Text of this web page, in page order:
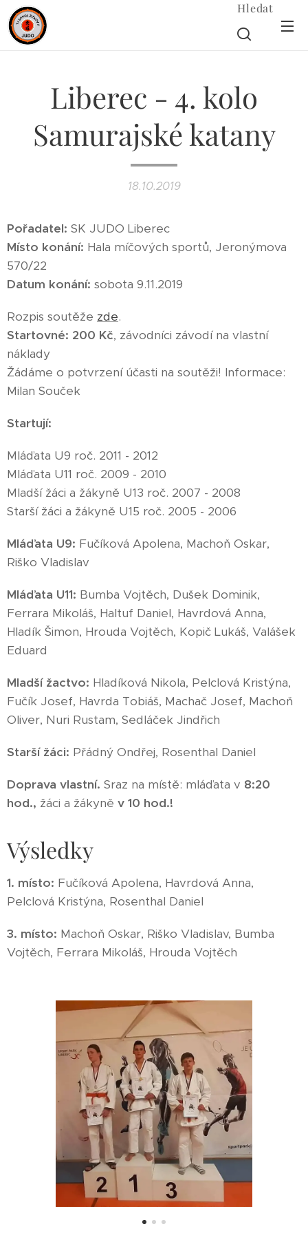
Hledat
Liberec - 4. kolo
Samurajské katany
18.10.2019
Pořadatel: SK JUDO Liberec
Místo konání: Hala míčových sportů, Jeronýmova
570/22
Datum konání: sobota 9.11.2019
Rozpis soutěže zde.
Startovné: 200 Kč, závodníci závodí na vlastní
náklady
Žádáme o potvrzení účasti na soutěži! Informace:
Milan Souček
Startují:
Mláďata U9 roč. 2011 - 2012
Mláďata U11 roč. 2009 - 2010
Mladší žáci a žákyně U13 roč. 2007 - 2008
Starší žáci a žákyně U15 roč. 2005 - 2006
Mláďata U9: Fučíková Apolena, Machoň Oskar,
Riško Vladislav
Mláďata U11: Bumba Vojtěch, Dušek Dominik,
Ferrara Mikoláš, Haltuf Daniel, Havrdová Anna,
Hladík Šimon, Hrouda Vojtěch, Kopič Lukáš, Valášek
Eduard
Mladší žactvo: Hladíková Nikola, Pelclová Kristýna,
Fučík Josef, Havrda Tobiáš, Machač Josef, Machoň
Oliver, Nuri Rustam, Sedláček Jindřich
Starší žáci: Přádný Ondřej, Rosenthal Daniel
Doprava vlastní. Sraz na místě: mláďata v 8:20
hod., žáci a žákyně v 10 hod.!
Výsledky
1. místo: Fučíková Apolena, Havrdová Anna,
Pelclová Kristýna, Rosenthal Daniel
3. místo: Machoň Oskar, Riško Vladislav, Bumba
Vojtěch, Ferrara Mikoláš, Hrouda Vojtěch